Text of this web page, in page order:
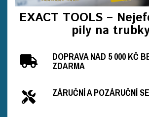
EXACT TOOLS –
pily na
DOPRAVA NAD 5 000 KČ
ZDARMA
ZÁRUČNÍ A POZÁRUČNÍ